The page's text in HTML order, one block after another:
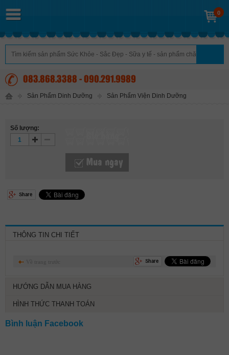
0
083.868.3388 - 090.291.9989
Sản Phẩm Dinh Dưỡng Sản Phẩm Viện Dinh Dưỡng
Số lượng:
Mua ngay
THÔNG TIN CHI TIẾT
Về trang trước
HƯỚNG DẪN MUA HÀNG
HÌNH THỨC THANH TOÁN
Bình luận Facebook